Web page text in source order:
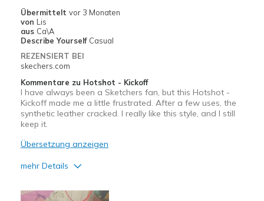
Width
Sizing
Feels true to size
Übermittelt vor 3 Monaten
von Lis
aus Ca\A
Describe Yourself Casual
REZENSIERT BEI
skechers.com
Kommentare zu Hotshot - Kickoff
I have always been a Sketchers fan, but this Hotshot -
Kickoff made me a little frustrated. After a few uses, the
synthetic leather cracked. I really like this style, and I still
keep it.
Übersetzung anzeigen
mehr Details